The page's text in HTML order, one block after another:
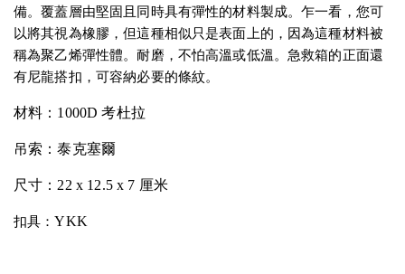
備。覆蓋層由堅固且同時具有彈性的材料製成。乍一看，您可
以將其視為橡膠，但這種相似只是表面上的，因為這種材料被
稱為聚乙烯彈性體。耐磨，不怕高溫或低溫。急救箱的正面還
有尼龍搭扣，可容納必要的條紋。
材料： 1000D 考杜拉
吊索：泰克塞爾
尺寸： 22 x 12.5 x 7 厘米
扣具：YKK